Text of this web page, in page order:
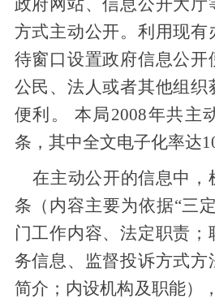
政府网站、信息公开大厅
方式主动公开。利用现有
待窗口设置政府信息公开
公民、法人或者其他组织
便利。 本局2008年共主
条，其中全文电子化率达
在主动公开的信息中，
条（内容主要为依据“三
门工作内容、法定职责；
务信息、监督投诉方式方
简介；内设机构及职能）